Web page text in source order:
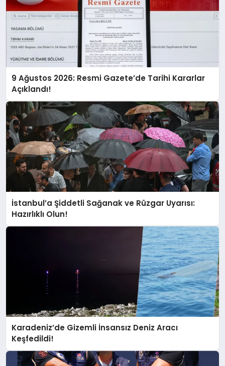
9 Ağustos 2026: Resmi Gazete’de Tarihi Kararlar
Açıklandı!
İstanbul’a Şiddetli Sağanak ve Rüzgar Uyarısı:
Hazırlıklı Olun!
Karadeniz’de Gizemli İnsansız Deniz Aracı
Keşfedildi!